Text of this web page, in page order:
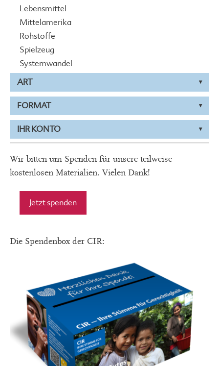
Lebensmittel
Mittelamerika
Rohstoffe
Spielzeug
Systemwandel
ART
FORMAT
IHR KONTO
Wir bitten um Spenden für unsere teilweise
kostenlosen Materialien. Vielen Dank!
Jetzt spenden
Die Spendenbox der CIR: